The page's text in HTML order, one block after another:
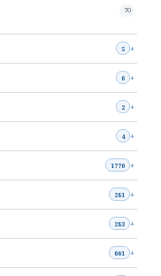
70
5
6
2
4
1770
281
283
661